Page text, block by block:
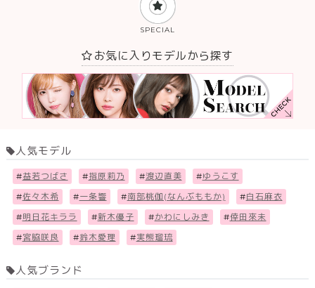
SPECIAL
お気に入りモデルから探す
人気モデル
#益若つばさ #指原莉乃 #渡辺直美 #ゆうこす
#佐々木希 #一条響 #南部桃伽(なんぶももか) #白石麻衣
#明日花キララ #新木優子 #かわにしみき #倖田來未
#宮脇咲良 #鈴木愛理 #実熊瑠琉
人気ブランド